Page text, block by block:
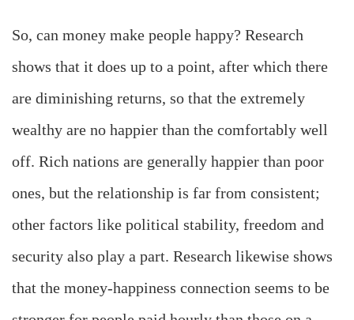
So, can money make people happy? Research
shows that it does up to a point, after which there
are diminishing returns, so that the extremely
wealthy are no happier than the comfortably well
off. Rich nations are generally happier than poor
ones, but the relationship is far from consistent;
other factors like political stability, freedom and
security also play a part. Research likewise shows
that the money-happiness connection seems to be